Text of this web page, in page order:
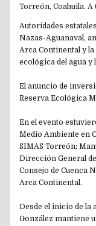
Torreón, Coahuila. A
Autoridades
Nazas-Aguanaval,
Arca Continental y
ecológica del agua y
El anuncio de
Reserva Ecológica
En el evento
Medio Ambiente en
SIMAS Torreón;
Dirección General
Consejo de Cuenca
Arca Continental.
Desde el inicio de la
González mantiene